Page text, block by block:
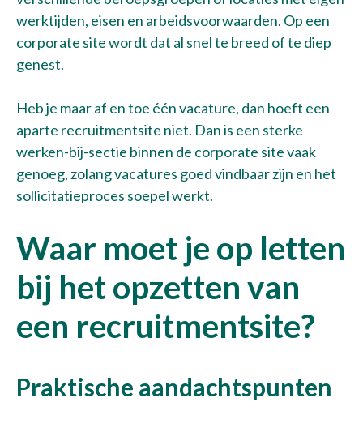
Over ons
Contact
Maak een afspraak
werktijden, eisen en arbeidsvoorwaarden. Op een
corporate site wordt dat al snel te breed of te diep
genest.
Heb je maar af en toe één vacature, dan hoeft een
aparte recruitmentsite niet. Dan is een sterke
werken-bij-sectie binnen de corporate site vaak
genoeg, zolang vacatures goed vindbaar zijn en het
sollicitatieproces soepel werkt.
Waar moet je op letten
bij het opzetten van
een recruitmentsite?
Praktische aandachtspunten